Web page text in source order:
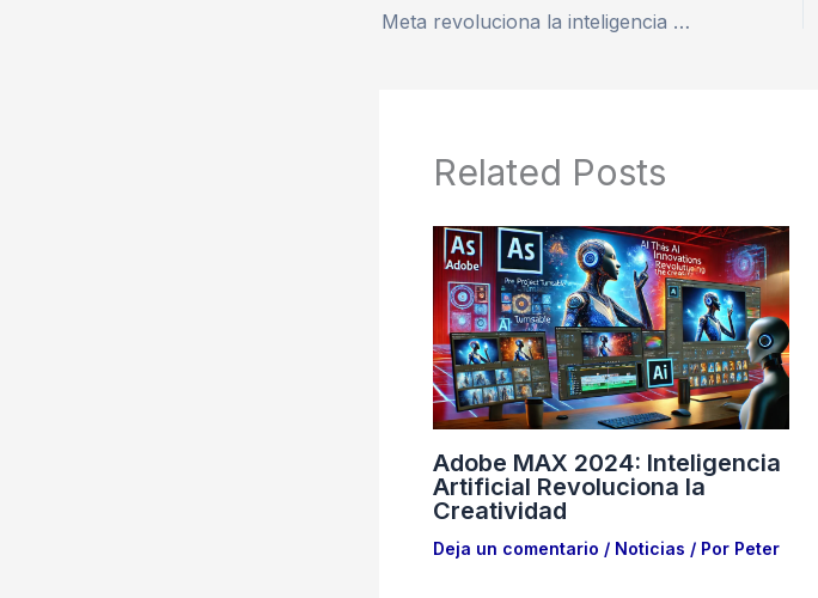
Meta revoluciona la inteligencia artificial con Llama 4 Scout y Maverick
Related Posts
Adobe MAX 2024: Inteligencia
Artificial Revoluciona la
Creatividad
Deja un comentario / Noticias / Por Peter